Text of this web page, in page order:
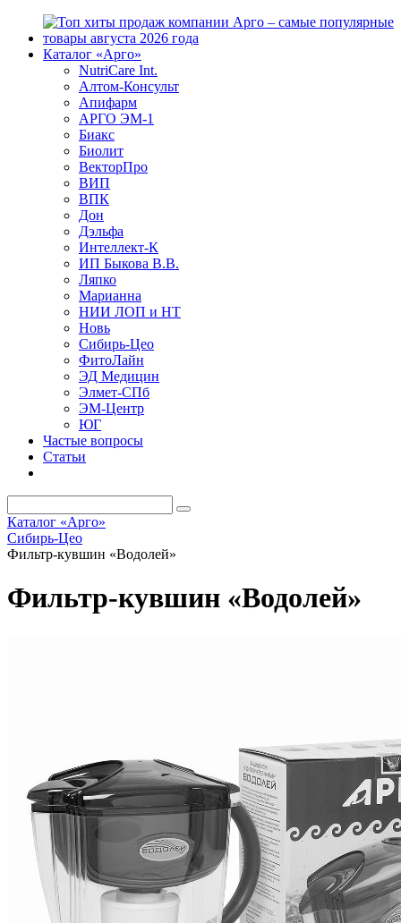
Каталог «Арго»
NutriCare Int.
Алтом-Консульт
Апифарм
АРГО ЭМ-1
Биакс
Биолит
ВекторПро
ВИП
ВПК
Дон
Дэльфа
Интеллект-К
ИП Быкова В.В.
Ляпко
Марианна
НИИ ЛОП и НТ
Новь
Сибирь-Цео
ФитоЛайн
ЭД Медицин
Элмет-СПб
ЭМ-Центр
ЮГ
Частые вопросы
Статьи
Каталог «Арго»
Сибирь-Цео
Фильтр-кувшин «Водолей»
Фильтр-кувшин «Водолей»